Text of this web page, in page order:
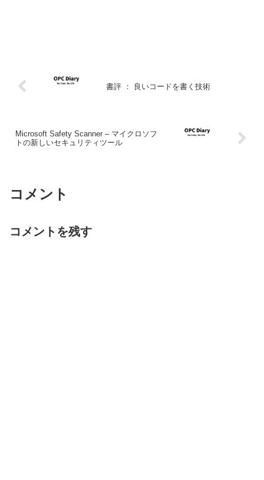
書評 ： 良いコードを書く技術
Microsoft Safety Scanner – マイクロソフ
トの新しいセキュリティツール
コメント
コメントを残す